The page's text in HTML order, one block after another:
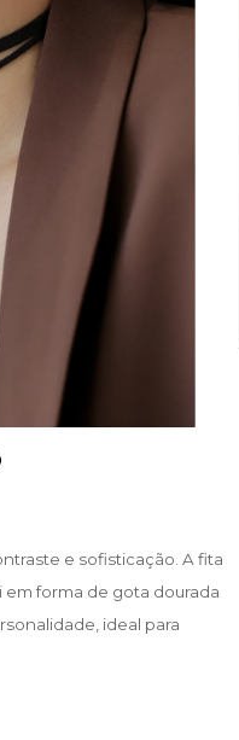
e sofisticação. A fita
forma de gota dourada
ideal para